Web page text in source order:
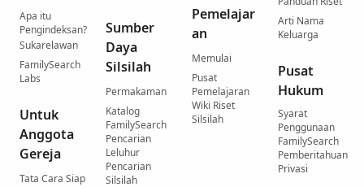
Apa itu
Pengindeksan?
Sukarelawan
FamilySearch
Labs
Untuk
Anggota
Gereja
Tata Cara Siap
Sumber
Daya
Silsilah
Permakaman
Katalog
FamilySearch
Pencarian
Leluhur
Pencarian
Silsilah
Pemelajar
an
Memulai
Pusat
Pemelajaran
Wiki Riset
Silsilah
Arti Nama
Keluarga
Pusat
Hukum
Syarat
Penggunaan
FamilySearch
Pemberitahuan
Privasi